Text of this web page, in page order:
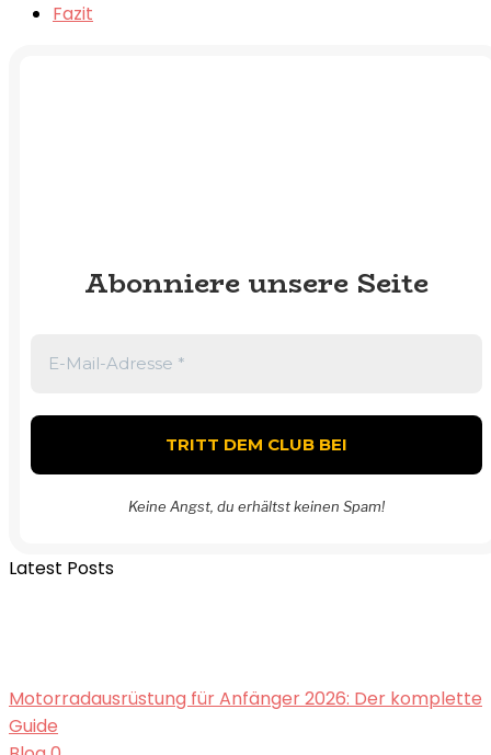
Fazit
Abonniere unsere Seite
Keine Angst, du erhältst keinen Spam!
Latest Posts
Motorradausrüstung für Anfänger 2026: Der komplette
Guide